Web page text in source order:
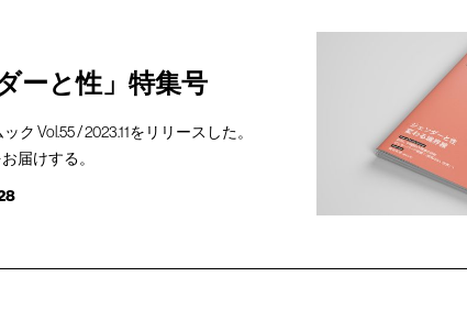
ーと性」特集号
Vol.55 / 2023.11をリリースした。
届けする。